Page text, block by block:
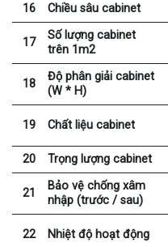
16 Chiều sâu cabinet
17
Số lượng cabinet
trên 1m2
18
Độ phân giải cabinet
(W * H)
19 Chất liệu cabinet
20
Trọng lượng cabinet
21
Bảo vệ chống xâm
nhập (trước / sau)
22 Nhiệt độ hoạt động